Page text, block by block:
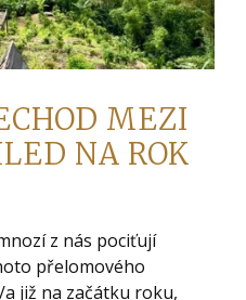
MEZI
NA ROK
z nás pociťují
přelomového
již na začátku roku,